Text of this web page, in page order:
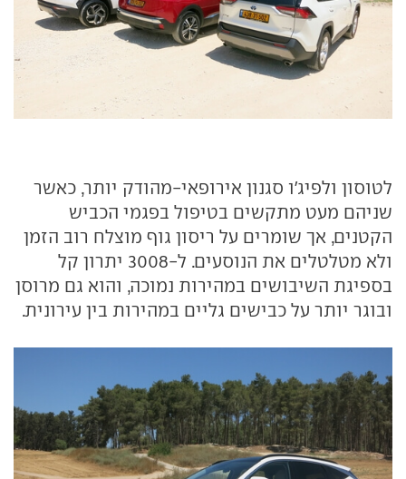
לטוסון ולפיג'ו סגנון אירופאי-מהודק יותר, כאשר
שניהם מעט מתקשים בטיפול בפגמי הכביש
הקטנים, אך שומרים על ריסון גוף מוצלח רוב הזמן
ולא מטלטלים את הנוסעים. ל-3008 יתרון קל
בספיגת השיבושים במהירות נמוכה, והוא גם מרוסן
ובוגר יותר על כבישים גליים במהירות בין עירונית.